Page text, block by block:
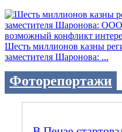
Шесть миллионов казны
заместителя Шаронова: ...
Фоторепортажи